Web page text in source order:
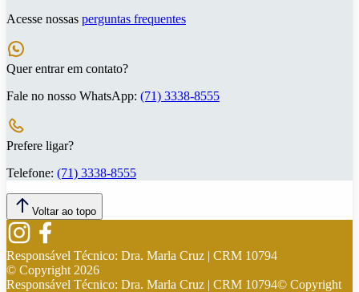
Acesse nossas perguntas frequentes
Quer entrar em contato?
Fale no nosso WhatsApp: (71) 3338-8555
Prefere ligar?
Telefone: (71) 3338-8555
Voltar ao topo
Responsável Técnico: Dra. Marla Cruz | CRM 10794
© Copyright 2026
Responsável Técnico: Dra. Marla Cruz | CRM 10794© Copyright